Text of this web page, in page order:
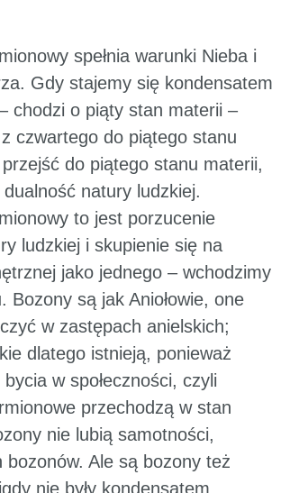
spełnia warunki Nieba i
Gdy stajemy się kondensatem
chodzi o piąty stan materii –
czwartego do piątego stanu
do piątego stanu materii,
natury ludzkiej.
to jest porzucenie
ludzkiej i skupienie się na
jako jednego – wchodzimy
Bozony są jak Aniołowie, one
w zastępach anielskich;
dlatego istnieją, ponieważ
w społeczności, czyli
przechodzą w stan
nie lubią samotności,
bozonów. Ale są bozony też
nie były kondensatem